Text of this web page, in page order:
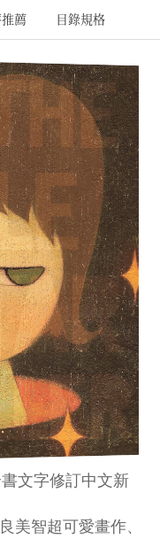
薦 目錄規格
文字修訂中文新
美智超可愛畫作、